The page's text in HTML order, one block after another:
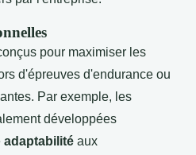
pour maximiser les
d'épreuves d'endurance ou
Par exemple, les
développées
adaptabilité aux